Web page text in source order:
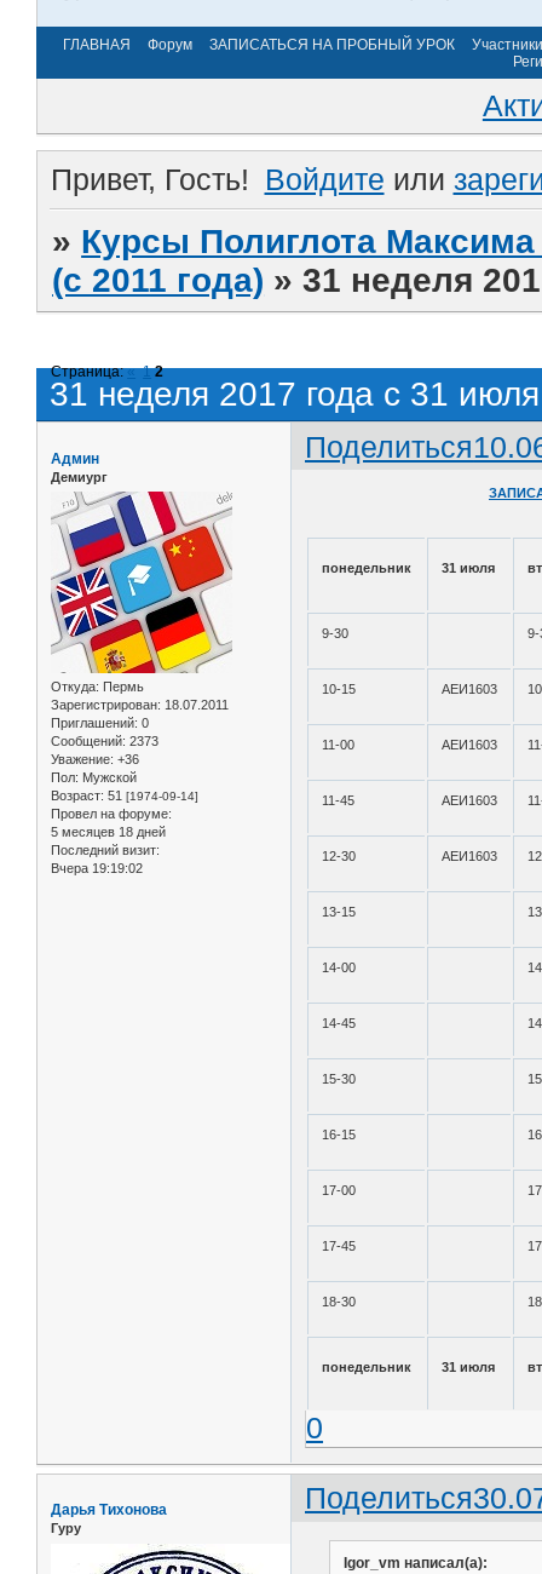
ГЛАВНАЯ Форум ЗАПИСАТЬСЯ НА ПРОБНЫЙ УРОК
Участники
Привет, Гость! Войдите или
» Курсы Полиглота
(с 2011 года) »31 неделя
31 неделя 2017 года с 31
Страница:« 1 2
Поделиться
Админ
Демиург
Откуда: Пермь
Зарегистрирован: 18.07.2011
Приглашений: 0
Сообщений: 2373
Уважение: +36
Пол: Мужской
Возраст: 51 [1974-09-14]
Провел на форуме:
5 месяцев 18 дней
Последний визит:
Вчера 19:19:02
понедельник 31 июля
9-30 9-
10-15 АЕИ1603
11-00 АЕИ1603
11-45 АЕИ1603
12-30 АЕИ1603
13-15
14-00
14-45
15-30
16-15
17-00
17-45
18-30
понедельник 31 июля
0
Поделиться
Дарья Тихонова
Гуру
Igor_vm написал(а):